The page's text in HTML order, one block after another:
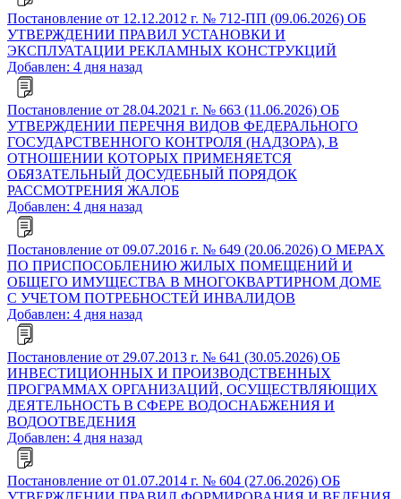
Постановление от 12.12.2012 г. № 712-ПП (09.06.2026) ОБ
УТВЕРЖДЕНИИ ПРАВИЛ УСТАНОВКИ И
ЭКСПЛУАТАЦИИ РЕКЛАМНЫХ КОНСТРУКЦИЙ
Добавлен: 4 дня назад
Постановление от 28.04.2021 г. № 663 (11.06.2026) ОБ
УТВЕРЖДЕНИИ ПЕРЕЧНЯ ВИДОВ ФЕДЕРАЛЬНОГО
ГОСУДАРСТВЕННОГО КОНТРОЛЯ (НАДЗОРА), В
ОТНОШЕНИИ КОТОРЫХ ПРИМЕНЯЕТСЯ
ОБЯЗАТЕЛЬНЫЙ ДОСУДЕБНЫЙ ПОРЯДОК
РАССМОТРЕНИЯ ЖАЛОБ
Добавлен: 4 дня назад
Постановление от 09.07.2016 г. № 649 (20.06.2026) О МЕРАХ
ПО ПРИСПОСОБЛЕНИЮ ЖИЛЫХ ПОМЕЩЕНИЙ И
ОБЩЕГО ИМУЩЕСТВА В МНОГОКВАРТИРНОМ ДОМЕ
С УЧЕТОМ ПОТРЕБНОСТЕЙ ИНВАЛИДОВ
Добавлен: 4 дня назад
Постановление от 29.07.2013 г. № 641 (30.05.2026) ОБ
ИНВЕСТИЦИОННЫХ И ПРОИЗВОДСТВЕННЫХ
ПРОГРАММАХ ОРГАНИЗАЦИЙ, ОСУЩЕСТВЛЯЮЩИХ
ДЕЯТЕЛЬНОСТЬ В СФЕРЕ ВОДОСНАБЖЕНИЯ И
ВОДООТВЕДЕНИЯ
Добавлен: 4 дня назад
Постановление от 01.07.2014 г. № 604 (27.06.2026) ОБ